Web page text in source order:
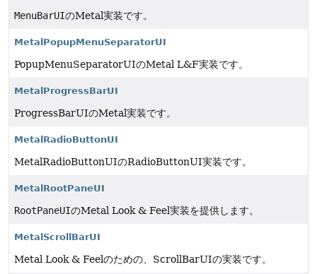
MenuBarUIのMetal実装です。
MetalPopupMenuSeparatorUI
PopupMenuSeparatorUIのMetal L&F実装です。
MetalProgressBarUI
ProgressBarUIのMetal実装です。
MetalRadioButtonUI
MetalRadioButtonUIのRadioButtonUI実装です。
MetalRootPaneUI
RootPaneUIのMetal Look & Feel実装を提供します。
MetalScrollBarUI
Metal Look & Feelのための、ScrollBarUIの実装です。